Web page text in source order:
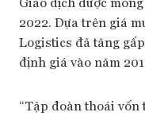
2022. Dựa trên giá
Logistics đã tăng
định giá vào năm
“Tập đoàn thoái